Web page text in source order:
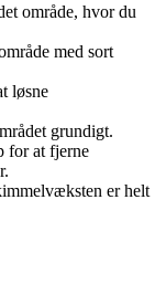
område, hvor du
med sort
løsne
grundigt.
for at fjerne
er helt